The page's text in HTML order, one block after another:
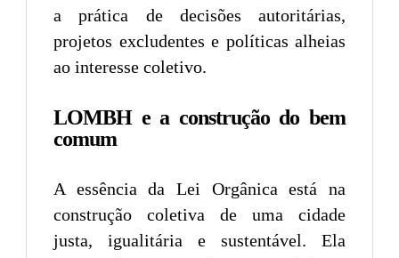
a prática de decisões autoritárias,
projetos excludentes e políticas alheias
ao interesse coletivo.
LOMBH e a construção do bem
comum
A essência da Lei Orgânica está na
construção coletiva de uma cidade
justa, igualitária e sustentável. Ela